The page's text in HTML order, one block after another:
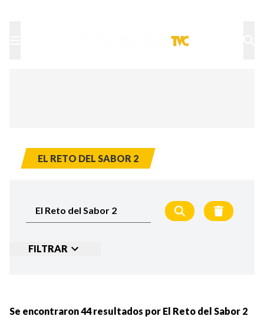
EL RETO DEL SABOR 2
FILTRAR
MÁS RECIENTES
Se encontraron44 resultados por El Reto del Sabor 2